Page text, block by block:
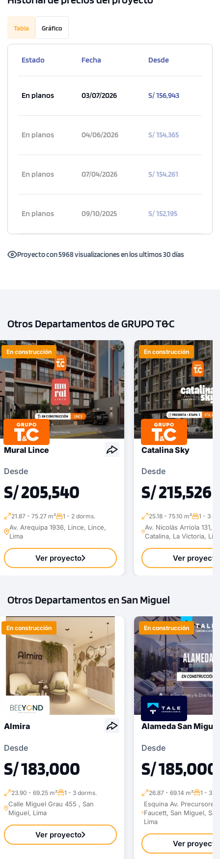
Tabla Gráfico
Estado Fecha Desde
En planos 03/07/2026 S/ 156,943
En planos 04/06/2026 S/ 154,365
En planos 07/04/2026 S/ 154,261
En planos 09/10/2025 S/ 152,195
Proyecto con 5968 visualizaciones en los ultimos 30 días
Otros Departamentos de GRUPO T&C
En construcción
Mural Lince
Desde
S/ 205,540
21.87 - 75.27 m² 1 - 2 dorms.
Av. Arequipa 1936, Lince, Lince,
Lima
Ver proyecto
En construcción
Catalina Sky
Desde
S/ 215,526
25.18 - 75.10 m² 1 - 3
Av. Nicolás Arriola 131,
Catalina, La Victoria,
Ver proyecto
Otros Departamentos en San Miguel
En construcción
Almira
Desde
S/ 183,000
23.90 - 69.25 m² 1 - 3 dorms.
Calle Miguel Grau 455 , San
Miguel, Lima
Ver proyecto
En construcción
Alameda San Miguel
Desde
S/ 185,000
26.87 - 69.14 m² 1 - 3
Esquina Av. Precursores
Faucett, San Miguel,
Lima
Ver proyecto